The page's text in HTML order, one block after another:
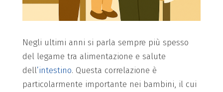
Negli ultimi anni si parla sempre più spesso
del legame tra alimentazione e salute
dell’intestino. Questa correlazione è
particolarmente importante nei bambini, il cui